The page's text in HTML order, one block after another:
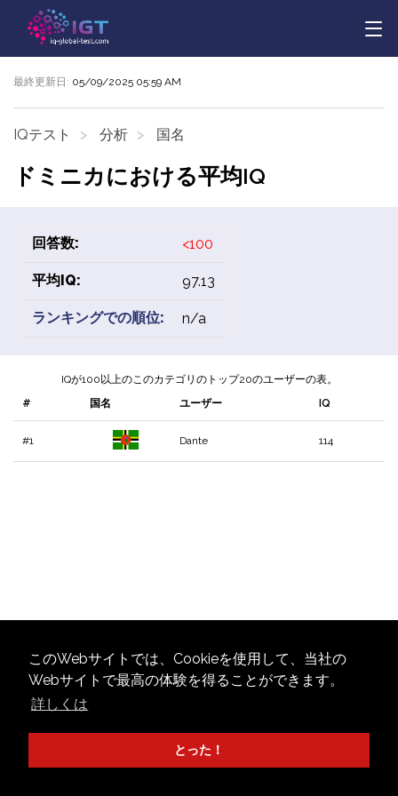
このWebサイトでは、Cookieを使用して、当社の
Webサイトで最高の体験を得ることができます。
詳しくは
とった！
最終更新日: 05/09/2025 05:59 AM
IQテスト 分析 国名
ドミニカにおける平均IQ
回答数: <100
平均IQ: 97.13
ランキングでの順位: n/a
IQが100以上のこのカテゴリのトップ20のユーザーの表。
#
国名 ユーザー IQ
#1 Dante 114